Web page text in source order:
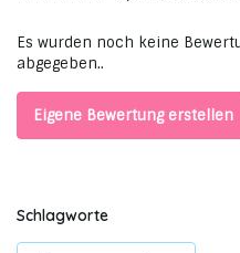
Es wurden noch keine
abgegeben..
Eigene Bewertung erstellen
Schlagworte